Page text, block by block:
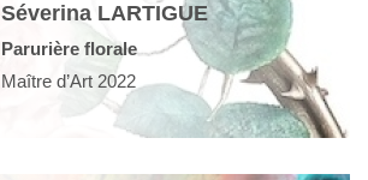
Séverina LARTIGUE
Parurière florale
Maître d’Art 2022